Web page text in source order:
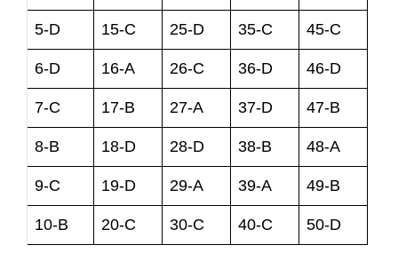
5-D 15-C 25-D 35-C 45-C
6-D 16-A 26-C 36-D 46-D
7-C 17-B 27-A 37-D 47-B
8-B 18-D 28-D 38-B 48-A
9-C 19-D 29-A 39-A 49-B
10-B 20-C 30-C 40-C 50-D